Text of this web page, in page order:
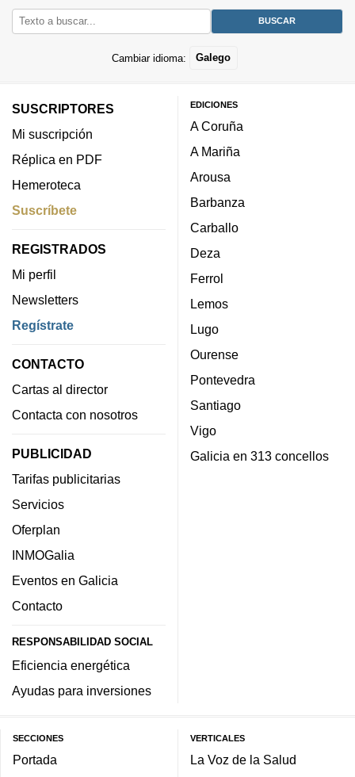
Cambiar idioma: Galego
SUSCRIPTORES
Mi suscripción
Réplica en PDF
Hemeroteca
Suscríbete
REGISTRADOS
Mi perfil
Newsletters
Regístrate
CONTACTO
Cartas al director
Contacta con nosotros
PUBLICIDAD
Tarifas publicitarias
Servicios
Oferplan
INMOGalia
Eventos en Galicia
Contacto
RESPONSABILIDAD SOCIAL
Eficiencia energética
Ayudas para inversiones
EDICIONES
A Coruña
A Mariña
Arousa
Barbanza
Carballo
Deza
Ferrol
Lemos
Lugo
Ourense
Pontevedra
Santiago
Vigo
Galicia en 313 concellos
SECCIONES
Portada
VERTICALES
La Voz de la Salud